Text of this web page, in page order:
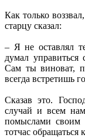
Как только
старцу сказал:
– Я не оставлял
думал
Сам ты виноват,
всегда встретишь
Сказав это.
случай и всем
помыслами своим
тотчас